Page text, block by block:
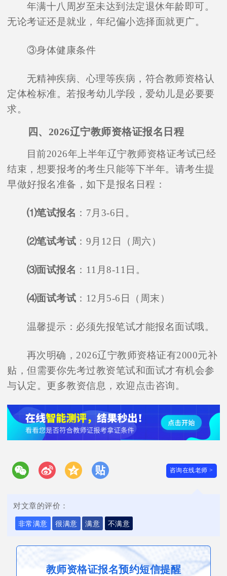
年满十八周岁至未达到法定退休年龄即可。
无论考证还是就业，年纪偏小选择面就更广。
③身体健康条件
无精神疾病、心理等疾病，符合教师资格认
定体检标准。若报考幼儿学段，爱幼儿是必要要
求。
四、2026辽宁教师资格证报名日程
目前2026年上半年辽宁教师资格证考试已经
结束，想要报考的考生只能等下半年。请考生提
早做好报名准备，如下是报名日程：
⑴笔试报名 ：7月3-6日。
⑵笔试考试 ：9月12日（周六）
⑶面试报名 ：11月8-11日。
⑷面试考试 ：12月5-6日（周末）
温馨提示：必须先报笔试才能报名面试哦。
再次明确，2026辽宁教师资格证有2000元补
贴，但需要你先考过教资笔试和面试才有机会参
与认定。更多教资信息，欢迎点击咨询。
咨询在线老师 >
对文章的评价：
非常满意 很满意 满意 不满意
教师资格证报名预约短信提醒